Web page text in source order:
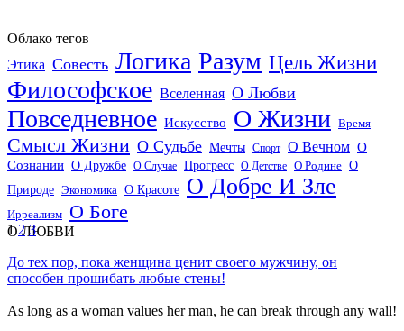
Облако тегов
Этика Совесть Логика Разум Цель Жизни
Философское Вселенная О Любви
Повседневное Искусство О Жизни Время
Смысл Жизни О Судьбе Мечты Спорт О Вечном О
Сознании О Дружбе О Случае Прогресс О Детстве О Родине О
Природе Экономика О Красоте О Добре И Зле
Ирреализм О Боге
О ЛЮБВИ
1 2 3
До тех пор, пока женщина ценит своего мужчину, он
способен прошибать любые стены!
As long as a woman values her man, he can break through any wall!